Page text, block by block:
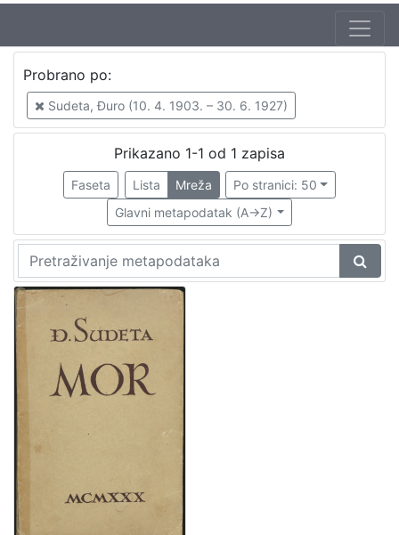
Probrano po:
Sudeta, Đuro (10. 4. 1903. – 30. 6. 1927)
Prikazano 1-1 od 1 zapisa
Faseta Lista Mreža
Po stranici: 50
Glavni metapodatak (A->Z)